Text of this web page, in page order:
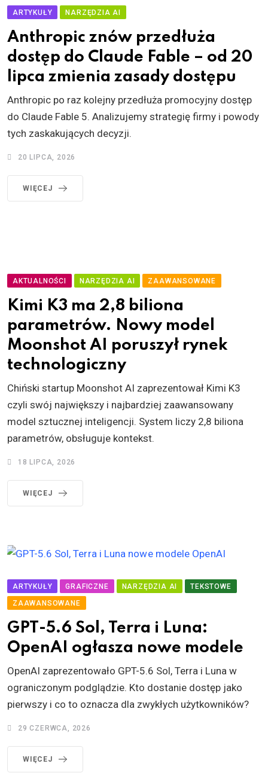
ARTYKUŁY NARZĘDZIA AI
Anthropic znów przedłuża
dostęp do Claude Fable – od 20
lipca zmienia zasady dostępu
Anthropic po raz kolejny przedłuża promocyjny dostęp
do Claude Fable 5. Analizujemy strategię firmy i powody
tych zaskakujących decyzji.
20 LIPCA, 2026
WIĘCEJ
AKTUALNOŚCI NARZĘDZIA AI ZAAWANSOWANE
Kimi K3 ma 2,8 biliona
parametrów. Nowy model
Moonshot AI poruszył rynek
technologiczny
Chiński startup Moonshot AI zaprezentował Kimi K3
czyli swój największy i najbardziej zaawansowany
model sztucznej inteligencji. System liczy 2,8 biliona
parametrów, obsługuje kontekst.
18 LIPCA, 2026
WIĘCEJ
ARTYKUŁY GRAFICZNE NARZĘDZIA AI
TEKSTOWE
ZAAWANSOWANE
GPT-5.6 Sol, Terra i Luna:
OpenAI ogłasza nowe modele
OpenAI zaprezentowało GPT-5.6 Sol, Terra i Luna w
ograniczonym podglądzie. Kto dostanie dostęp jako
pierwszy i co to oznacza dla zwykłych użytkowników?
29 CZERWCA, 2026
WIĘCEJ